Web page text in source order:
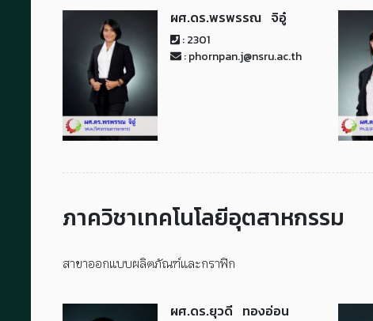
ผศ.ดร.พรพรรณ จิอู๋
: 2301
: phornpan.j@nsru.ac.th
ภาควิชาเทคโนโลยีอุตสาหกรรม
สาขาออกแบบผลิตภัณฑ์และกราฟิก
ผศ.ดร.ยุวดี ทองอ่อน